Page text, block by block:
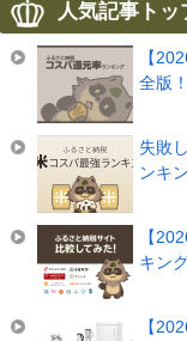
人気記事トッ
【
全版
失敗
ンキ
【
キン
【